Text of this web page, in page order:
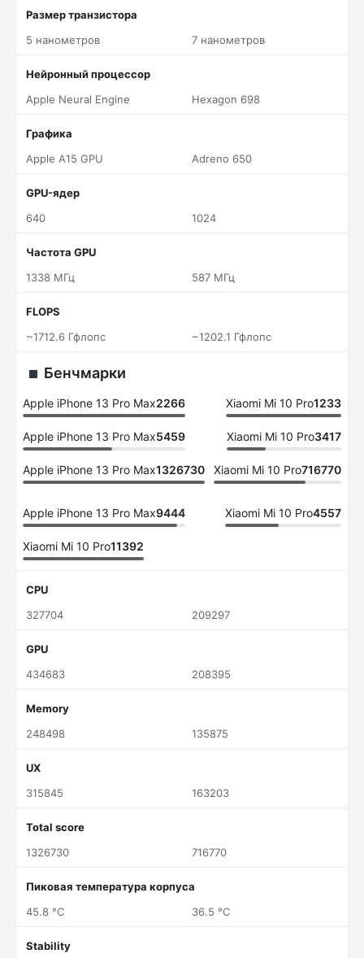
Размер транзистора
5 нанометров
7 нанометров
Нейронный процессор
Apple Neural Engine
Hexagon 698
Графика
Apple A15 GPU
Adreno 650
GPU-ядер
640
1024
Частота GPU
1338 МГц
587 МГц
FLOPS
~1712.6 Гфлопс
~1202.1 Гфлопс
Бенчмарки
Apple iPhone 13 Pro Max2266 Xiaomi Mi 10 Pro1233
Apple iPhone 13 Pro Max5459 Xiaomi Mi 10 Pro3417
Apple iPhone 13 Pro Max1326730 Xiaomi Mi 10 Pro716770
Apple iPhone 13 Pro Max9444 Xiaomi Mi 10 Pro4557
Xiaomi Mi 10 Pro11392
CPU
327704
209297
GPU
434683
208395
Memory
248498
135875
UX
315845
163203
Total score
1326730
716770
Пиковая температура корпуса
45.8 °C
36.5 °C
Stability